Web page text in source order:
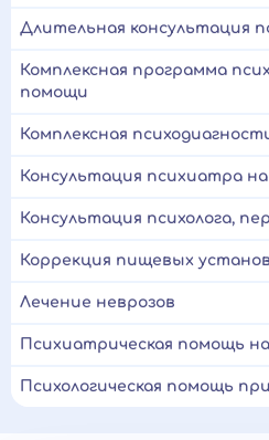
Длительная консультация
Комплексная программа
помощи
Комплексная
Консультация психиатра
Консультация психолога,
Коррекция пищевых
Лечение неврозов
Психиатрическая помощь
Психологическая помощь